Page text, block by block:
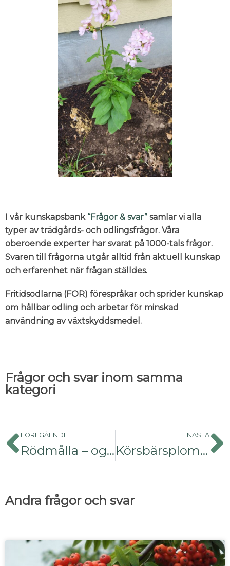
I vår kunskapsbank “Frågor & svar” samlar vi alla
typer av trädgårds- och odlingsfrågor. Våra
oberoende experter har svarat på 1000-tals frågor.
Svaren till frågorna utgår alltid från aktuell kunskap
och erfarenhet när frågan ställdes.
Fritidsodlarna (FOR) förespråkar och sprider kunskap
om hållbar odling och arbetar för minskad
användning av växtskyddsmedel.
Frågor och svar inom samma
kategori
FÖREGÅENDE
Rödmålla – ogräs eller invasiv växt?
NÄSTA
Körsbärsplommon
Andra frågor och svar